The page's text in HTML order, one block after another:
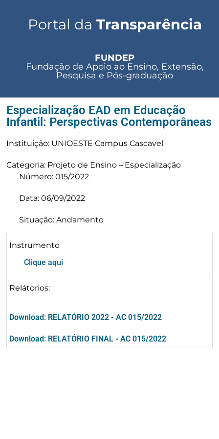
Portal da Transparência
FUNDEP
Fundação de Apoio ao Ensino, Extensão,
Pesquisa e Pós-graduação
Especialização EAD em Educação
Infantil: Perspectivas Contemporâneas
Instituição: UNIOESTE Campus Cascavel
Categoria: Projeto de Ensino – Especialização
Número: 015/2022
Data: 06/09/2022
Situação: Andamento
Instrumento
Clique aqui
Relátorios:
Download: RELATÓRIO 2022 - AC 015/2022
Download: RELATÓRIO FINAL - AC 015/2022